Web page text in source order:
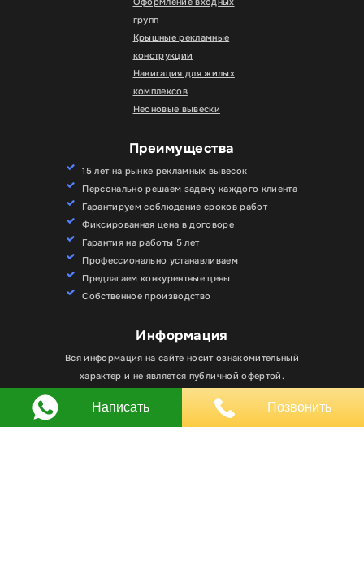
групп
Крышные рекламные
конструкции
Навигация для жилых
комплексов
Неоновые вывески
Преимущества
15 лет на рынке рекламных вывесок
Персонально решаем задачу каждого клиента
Гарантируем соблюдение сроков работ
Фиксированная цена в договоре
Гарантия на работы 5 лет
Профессионально устанавливаем
Предлагаем конкурентные цены
Собственное производство
Информация
Вся информация на сайте носит ознакомительный
характер и не является публичной офертой.
Любое использование материалов, элементов
дизайна и оформления, в том числе копирование
Для улучшения работы сайта мы используем
файлы cookie. Вы всегда можете отключить файлы
cookie в настройках браузера.
Хорошо
Написать Позвонить